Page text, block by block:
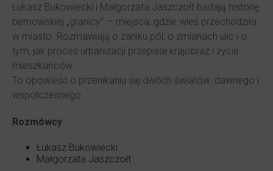
Łukasz Bukowiecki i Małgorzata Jaszczołt badają historię
bemowskiej „granicy” — miejsca, gdzie wieś przechodziła
w miasto. Rozmawiają o zaniku pól, o zmianach ulic i o
tym, jak proces urbanizacji przepisał krajobraz i życie
mieszkańców.
To opowieść o przenikaniu się dwóch światów: dawnego i
współczesnego.
Rozmówcy
Łukasz Bukowiecki
Małgorzata Jaszczołt